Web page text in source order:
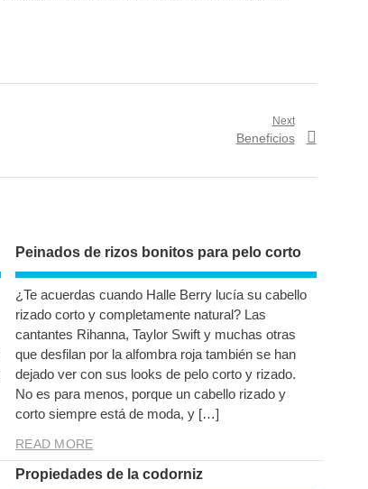
Next
Next
Beneficios
Peinados de rizos bonitos para pelo corto
¿Te acuerdas cuando Halle Berry lucía su cabello
rizado corto y completamente natural? Las
cantantes Rihanna, Taylor Swift y muchas otras
que desfilan por la alfombra roja también se han
dejado ver con sus looks de pelo corto y rizado.
No es para menos, porque un cabello rizado y
corto siempre está de moda, y […]
READ MORE
Propiedades de la codorniz